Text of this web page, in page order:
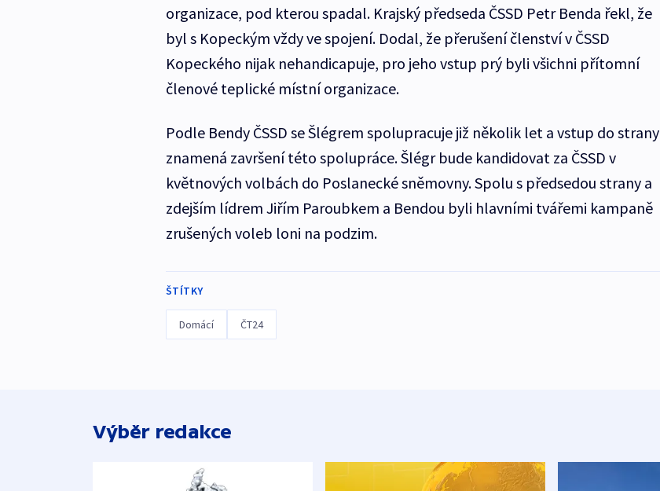
organizace, pod kterou spadal. Krajský předseda ČSSD Petr Benda řekl, že
byl s Kopeckým vždy ve spojení. Dodal, že přerušení členství v ČSSD
Kopeckého nijak nehandicapuje, pro jeho vstup prý byli všichni přítomní
členové teplické místní organizace.
Podle Bendy ČSSD se Šlégrem spolupracuje již několik let a vstup do strany
znamená završení této spolupráce. Šlégr bude kandidovat za ČSSD v
květnových volbách do Poslanecké sněmovny. Spolu s předsedou strany a
zdejším lídrem Jiřím Paroubkem a Bendou byli hlavními tvářemi kampaně
zrušených voleb loni na podzim.
ŠTÍTKY
Domácí ČT24
Výběr redakce